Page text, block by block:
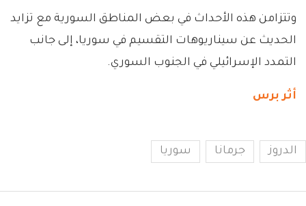
وتتزامن هذه الأحداث في بعض المناطق السورية مع تزايد
الحديث عن سيناريوهات التقسيم في سوريا، إلى جانب
التمدد الإسرائيلي في الجنوب السوري.
أثر برس
الدروز جرمانا سوريا